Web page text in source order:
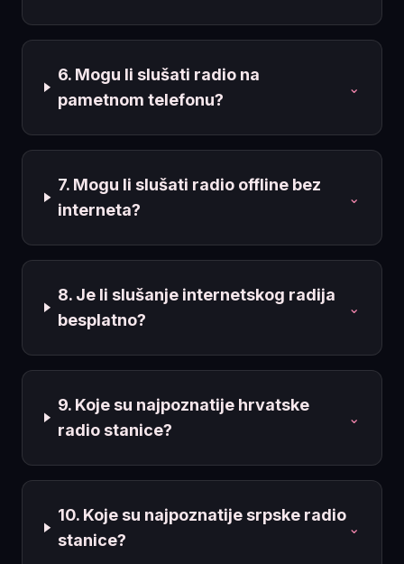
6. Mogu li slušati radio na
pametnom telefonu?
⌄
7. Mogu li slušati radio offline bez
interneta?
⌄
8. Je li slušanje internetskog radija
besplatno?
⌄
9. Koje su najpoznatije hrvatske
radio stanice?
⌄
10. Koje su najpoznatije srpske radio
stanice?
⌄